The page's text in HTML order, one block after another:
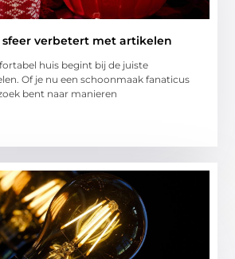
sfeer verbetert met artikelen
huis begint bij de juiste
Of je nu een schoonmaak fanaticus
bent naar manieren